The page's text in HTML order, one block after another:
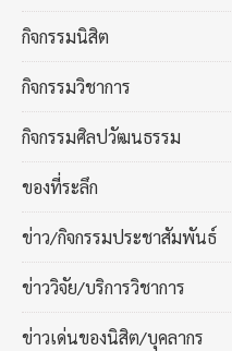
กิจกรรมนิสิต
กิจกรรมวิชาการ
กิจกรรมศิลปวัฒนธรรม
ของที่ระลึก
ข่าว/กิจกรรมประชาสัมพันธ์
ข่าววิจัย/บริการวิชาการ
ข่าวเด่นของนิสิต/บุคลากร